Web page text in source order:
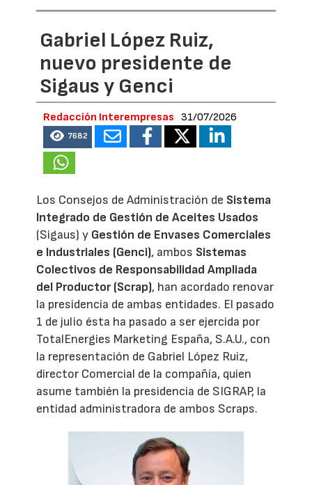
Gabriel López Ruiz,
nuevo presidente de
Sigaus y Genci
Redacción Interempresas 31/07/2026
7682
Los Consejos de Administración de Sistema
Integrado de Gestión de Aceites Usados
(Sigaus) y Gestión de Envases Comerciales
e Industriales (Genci), ambos Sistemas
Colectivos de Responsabilidad Ampliada
del Productor (Scrap), han acordado renovar
la presidencia de ambas entidades. El pasado
1 de julio ésta ha pasado a ser ejercida por
TotalEnergies Marketing España, S.A.U., con
la representación de Gabriel López Ruiz,
director Comercial de la compañía, quien
asume también la presidencia de SIGRAP, la
entidad administradora de ambos Scraps.